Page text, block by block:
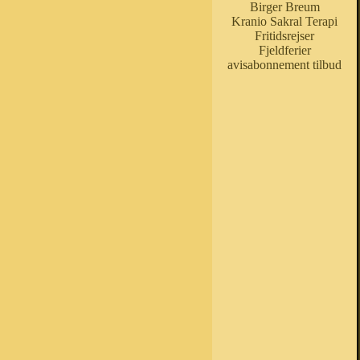
Birger Breum
Kranio Sakral Terapi
Fritidsrejser
Fjeldferier
avisabonnement tilbud